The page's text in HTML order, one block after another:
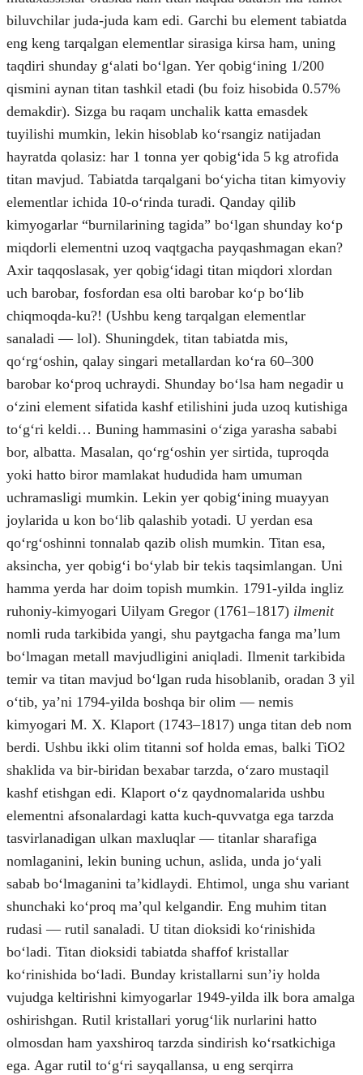
biluvchilar juda-juda kam edi. Garchi bu element tabiatda
eng keng tarqalgan elementlar sirasiga kirsa ham, uning
taqdiri shunday gʻalati boʻlgan. Yer qobigʻining 1/200
qismini aynan titan tashkil etadi (bu foiz hisobida 0.57%
demakdir). Sizga bu raqam unchalik katta emasdek
tuyilishi mumkin, lekin hisoblab koʻrsangiz natijadan
hayratda qolasiz: har 1 tonna yer qobigʻida 5 kg atrofida
titan mavjud. Tabiatda tarqalgani boʻyicha titan kimyoviy
elementlar ichida 10-oʻrinda turadi. Qanday qilib
kimyogarlar “burnilarining tagida” boʻlgan shunday koʻp
miqdorli elementni uzoq vaqtgacha payqashmagan ekan?
Axir taqqoslasak, yer qobigʻidagi titan miqdori xlordan
uch barobar, fosfordan esa olti barobar koʻp boʻlib
chiqmoqda-ku?! (Ushbu keng tarqalgan elementlar
sanaladi — lol). Shuningdek, titan tabiatda mis,
qoʻrgʻoshin, qalay singari metallardan koʻra 60–300
barobar koʻproq uchraydi. Shunday boʻlsa ham negadir u
oʻzini element sifatida kashf etilishini juda uzoq kutishiga
toʻgʻri keldi… Buning hammasini oʻziga yarasha sababi
bor, albatta. Masalan, qoʻrgʻoshin yer sirtida, tuproqda
yoki hatto biror mamlakat hududida ham umuman
uchramasligi mumkin. Lekin yer qobigʻining muayyan
joylarida u kon boʻlib qalashib yotadi. U yerdan esa
qoʻrgʻoshinni tonnalab qazib olish mumkin. Titan esa,
aksincha, yer qobigʻi boʻylab bir tekis taqsimlangan. Uni
hamma yerda har doim topish mumkin. 1791-yilda ingliz
ruhoniy-kimyogari Uilyam Gregor (1761–1817) ilmenit
nomli ruda tarkibida yangi, shu paytgacha fanga maʼlum
boʻlmagan metall mavjudligini aniqladi. Ilmenit tarkibida
temir va titan mavjud boʻlgan ruda hisoblanib, oradan 3 yil
oʻtib, yaʼni 1794-yilda boshqa bir olim — nemis
kimyogari M. X. Klaport (1743–1817) unga titan deb nom
berdi. Ushbu ikki olim titanni sof holda emas, balki TiO2
shaklida va bir-biridan bexabar tarzda, oʻzaro mustaqil
kashf etishgan edi. Klaport oʻz qaydnomalarida ushbu
elementni afsonalardagi katta kuch-quvvatga ega tarzda
tasvirlanadigan ulkan maxluqlar — titanlar sharafiga
nomlaganini, lekin buning uchun, aslida, unda joʻyali
sabab boʻlmaganini taʼkidlaydi. Ehtimol, unga shu variant
shunchaki koʻproq maʼqul kelgandir. Eng muhim titan
rudasi — rutil sanaladi. U titan dioksidi koʻrinishida
boʻladi. Titan dioksidi tabiatda shaffof kristallar
koʻrinishida boʻladi. Bunday kristallarni sunʼiy holda
vujudga keltirishni kimyogarlar 1949-yilda ilk bora amalga
oshirishgan. Rutil kristallari yorugʻlik nurlarini hatto
olmosdan ham yaxshiroq tarzda sindirish koʻrsatkichiga
ega. Agar rutil toʻgʻri sayqallansa, u eng serqirra